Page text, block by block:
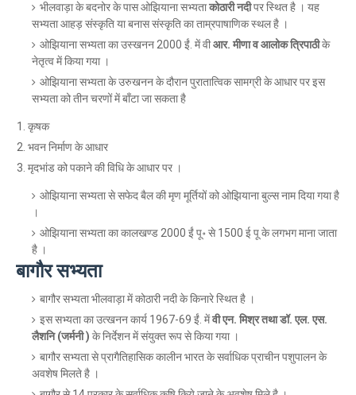
भीलवाड़ा के बदनोर के पास ओझियाना सभ्यताकोठारी नदीपर स्थित है । यह
सभ्यता आहड़ संस्कृति या बनास संस्कृति का ताम्रपाषाणिक स्थल है ।
ओझियाना सभ्यता का उस्खनन 2000 ईं. में वीआर. मीणा व आलोक त्रिपाठीके
नेतृत्व में किया गया ।
ओझियाना सभ्यता के उरुखनन के दौरान पुरातात्विक सामग्री के आधार पर इस
सभ्यता को तीन चरणों में बाँटा जा सकता है
कृषक
भवन निर्माण के आधार
मृदभांड को पकाने की विधि के आधार पर ।
ओझियाना सभ्यता से सफेद बैल की मृण मूर्तियों को ओझियाना बुल्स नाम दिया गया है
।
ओझियाना सभ्यता का कालखण्ड 2000 ईं पू॰ से 1500 ई पू के लगभग माना जाता
है ।
बागौर सभ्यता
बागौर सभ्यता भीलवाड़ा में कोठारी नदी के किनारे स्थित है ।
इस सभ्यता का उत्खनन कार्य 1967-69 ईं. मेंवी एन. मिश्र तथा डॉ. एल. एस.
लैशनि (जर्मनी ) के निर्देशन में संयुक्त रूप से किया गया ।
बागौर सभ्यता से प्रागैतिहासिक कालीन भारत के सर्वाधिक प्राचीन पशुपालन के
अवशेष मिलते है ।